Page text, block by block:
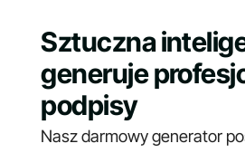
Sztuczna
generuje
podpisy
Nasz darmowy generator